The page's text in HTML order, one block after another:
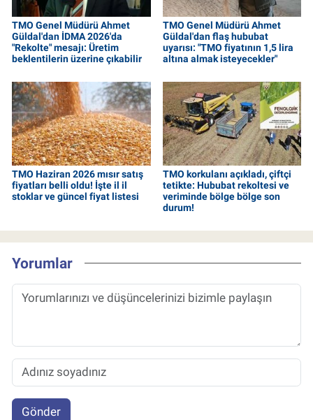
TMO Genel Müdürü Ahmet
Güldal'dan İDMA 2026'da
"Rekolte" mesajı: Üretim
beklentilerin üzerine çıkabilir
TMO Genel Müdürü Ahmet
Güldal'dan flaş hububat
uyarısı: "TMO fiyatının 1,5 lira
altına almak isteyecekler"
TMO Haziran 2026 mısır satış
fiyatları belli oldu! İşte il il
stoklar ve güncel fiyat listesi
TMO korkulanı açıkladı, çiftçi
tetikte: Hububat rekoltesi ve
veriminde bölge bölge son
durum!
Yorumlar
Gönder